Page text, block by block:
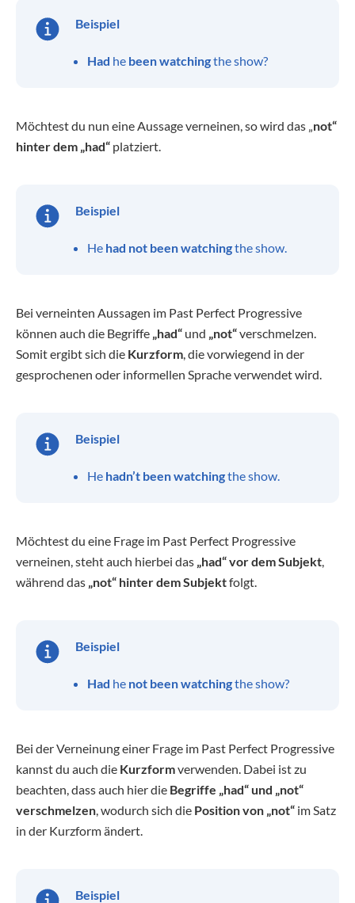
Beispiel
Had he been watchingthe show?
Möchtest du nun eine Aussage verneinen, so wird das „not“
hinter dem „had“ platziert.
Beispiel
He had not been watchingthe show.
Bei verneinten Aussagen im Past Perfect Progressive
können auch die Begriffe „had“ und „not“verschmelzen.
Somit ergibt sich die Kurzform, die vorwiegend in der
gesprochenen oder informellen Sprache verwendet wird.
Beispiel
He hadn’t been watchingthe show.
Möchtest du eine Frage im Past Perfect Progressive
verneinen, steht auch hierbei das „had“ vor dem Subjekt,
während das „not“ hinter dem Subjektfolgt.
Beispiel
Had he not been watchingthe show?
Bei der Verneinung einer Frage im Past Perfect Progressive
kannst du auch die Kurzformverwenden. Dabei ist zu
beachten, dass auch hier die Begriffe „had“ und „not“
verschmelzen, wodurch sich die Position von „not“ im Satz
in der Kurzform ändert.
Beispiel